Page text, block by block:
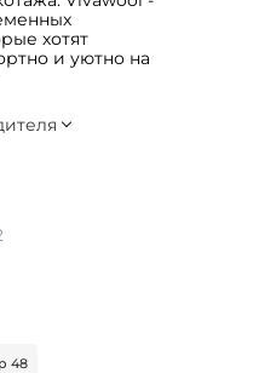
хотят
и уютно на
48